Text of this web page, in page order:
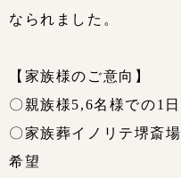
なられました。
【家族様のご意向】
〇親族様5,6名様での1日
〇家族葬イノリテ堺斎
希望